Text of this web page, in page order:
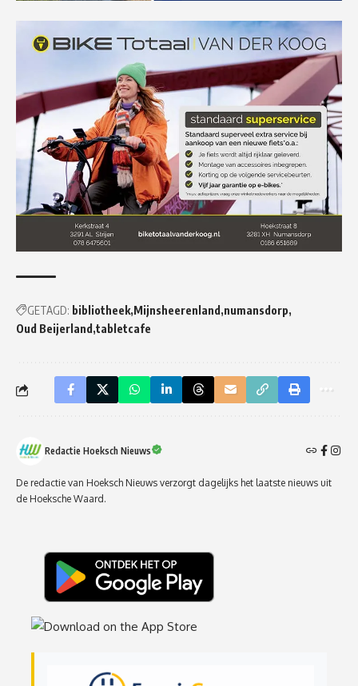
GETAGD: bibliotheek Mijnsheerenland numansdorp
Oud Beijerland tabletcafe
Redactie Hoeksch Nieuws
De redactie van Hoeksch Nieuws verzorgt dagelijks het laatste nieuws uit
de Hoeksche Waard.